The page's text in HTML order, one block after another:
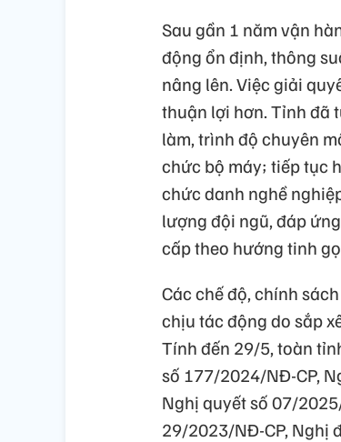
Sau gần 1 năm vận
động ổn định, thông
nâng lên. Việc giải
thuận lợi hơn. Tỉnh đã
làm, trình độ chuyên
chức bộ máy; tiếp tục
chức danh nghề
lượng đội ngũ, đáp
cấp theo hướng tinh
Các chế độ, chính
chịu tác động do sắp
Tính đến 29/5, toàn
số 177/2024/NĐ-CP,
Nghị quyết số 07/
29/2023/NĐ-CP, Nghị